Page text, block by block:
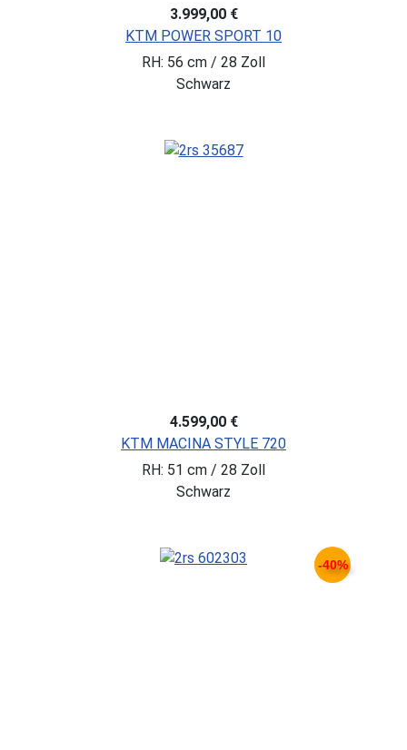
3.999,00 €
KTM POWER SPORT 10
RH: 56 cm / 28 Zoll
Schwarz
4.599,00 €
KTM MACINA STYLE 720
RH: 51 cm / 28 Zoll
Schwarz
-40%